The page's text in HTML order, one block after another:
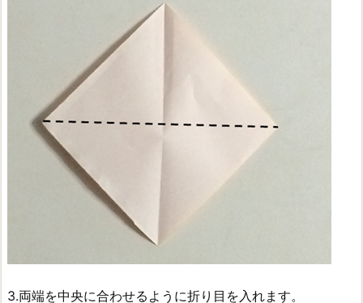
3.両端を中央に合わせるように折り目を入れます。